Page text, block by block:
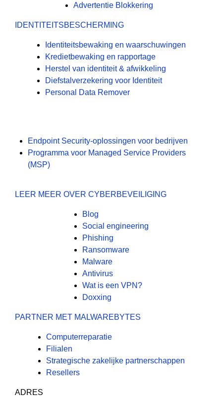
Advertentie Blokkering
IDENTITEITSBESCHERMING
Identiteitsbewaking en waarschuwingen
Kredietbewaking en rapportage
Herstel van identiteit & afwikkeling
Diefstalverzekering voor Identiteit
Personal Data Remover
Endpoint Security-oplossingen voor bedrijven
Programma voor Managed Service Providers
(MSP)
LEER MEER OVER CYBERBEVEILIGING
Blog
Social engineering
Phishing
Ransomware
Malware
Antivirus
Wat is een VPN?
Doxxing
PARTNER MET MALWAREBYTES
Computerreparatie
Filialen
Strategische zakelijke partnerschappen
Resellers
ADRES